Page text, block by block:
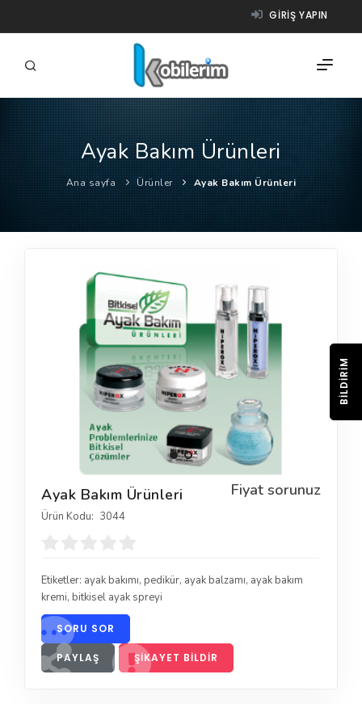
GIRIŞ YAPIN
FIRMALAR
ÜRÜNLER
NASIL ÇALIŞIR?
Ayak Bakım Ürünleri
Ana sayfa Ürünler Ayak Bakım Ürünleri
Fiyat sorunuz
Ayak Bakım Ürünleri
Ürün Kodu: 3044
Etiketler: ayak bakımı, pedikür, ayak balzamı, ayak bakım
kremi, bitkisel ayak spreyi
SORU SOR
PAYLAŞ ŞIKAYET BILDIR
BILDIRIM